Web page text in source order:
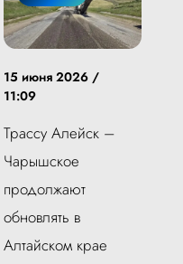
15 июня 2026 /
11:09
Трассу Алейск –
Чарышское
продолжают
обновлять в
Алтайском крае